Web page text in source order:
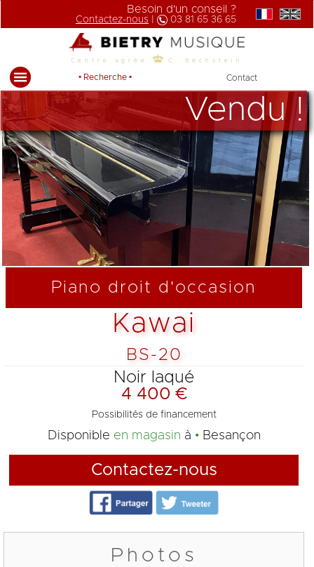
Besoin d'un conseil ?
Contactez-nous 03 81 65 36 65
Centre agrée C. Bechstein
• Recherche • Contact
Vendu !
Piano droit d'occasion
Kawai
BS-20
Noir laqué
4 400 €
Possibilités de financement
Disponible en magasin à Besançon
Contactez-nous
Photos